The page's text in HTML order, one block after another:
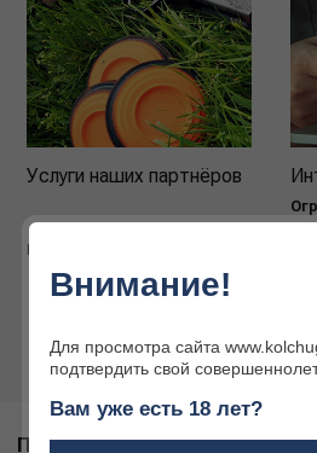
Услуги наших партнёров
ПОХОЖИЕ ТОВАРЫ
Внимание!
Для просмотра сайта
подтвердить свой
Вам уже есть 18 лет?